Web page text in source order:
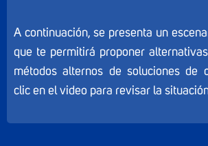
A continuación, se presenta un
que te permitirá proponer
métodos alternos de soluciones de
clic en el video para revisar la